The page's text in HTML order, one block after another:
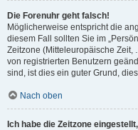
Die Forenuhr geht falsch!
Möglicherweise entspricht die
diesem Fall sollten Sie im
Zeitzone (Mitteleuropäische Zeit,
von registrierten Benutzern
sind, ist dies ein guter Grund,
Nach oben
Ich habe die Zeitzone